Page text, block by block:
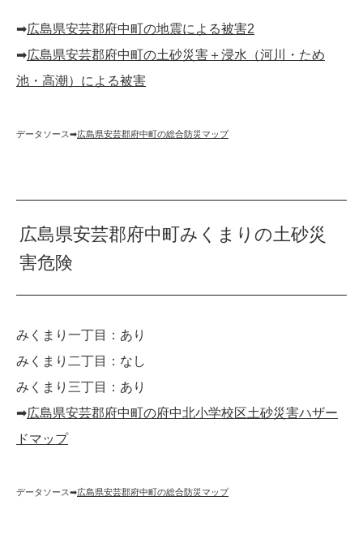
➡︎広島県安芸郡府中町の地震による被害2
➡︎広島県安芸郡府中町の土砂災害＋浸水（河川・ため
池・高潮）による被害
データソース➡︎広島県安芸郡府中町の総合防災マップ
広島県安芸郡府中町みくまりの土砂災
害危険
みくまり一丁目：あり
みくまり二丁目：なし
みくまり三丁目：あり
➡︎広島県安芸郡府中町の府中北小学校区土砂災害ハザー
ドマップ
データソース➡︎広島県安芸郡府中町の総合防災マップ